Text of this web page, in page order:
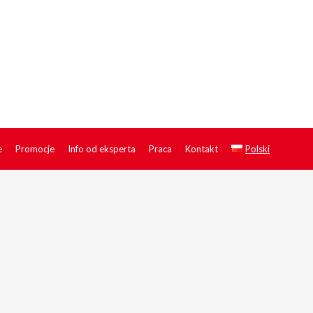
Promocje Info od eksperta Praca Kontakt Polski